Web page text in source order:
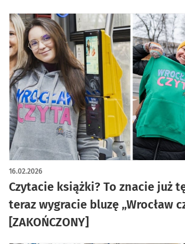
Czytacie książki? To znacie już
teraz wygracie bluzę „Wrocław
[ZAKOŃCZONY]
16.02.2026